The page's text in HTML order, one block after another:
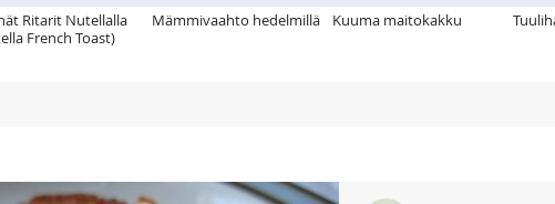
Ritarit Nutellalla
French Toast)
Mämmivaahto hedelmillä Kuuma maitokakku